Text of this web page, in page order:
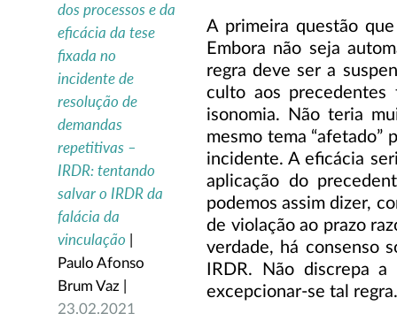
dos processos e da
eficácia da tese
fixada no
incidente de
resolução de
demandas
repetitivas –
IRDR: tentando
salvar o IRDR da
falácia da
vinculação
Paulo Afonso
Brum Vaz |
23.02.2021
A primeira questão
Embora não seja
regra deve ser a
culto aos precedentes
isonomia. Não teria
mesmo tema “afetado”
incidente. A eficácia
aplicação do
podemos assim dizer,
de violação ao prazo
verdade, há consenso
IRDR. Não discrepa
excepcionar-se tal regra.